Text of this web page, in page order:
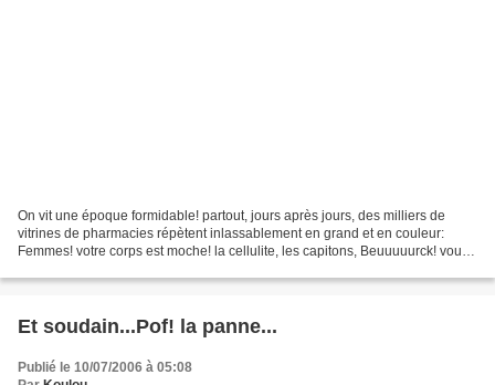
On vit une époque formidable! partout, jours après jours, des milliers de
vitrines de pharmacies répètent inlassablement en grand et en couleur:
Femmes! votre corps est moche! la cellulite, les capitons, Beuuuuurck! vous
Et soudain...Pof! la panne...
Publié le 10/07/2006 à 05:08